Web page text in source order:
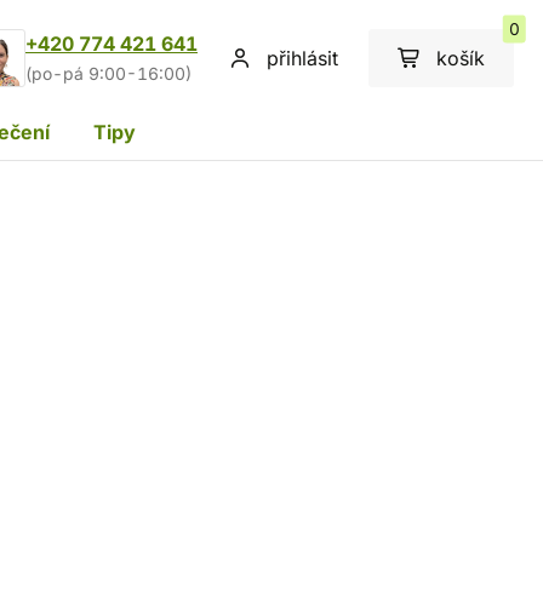
+420 774 421 641
(po-pá 9:00-16:00)
přihlásit košík
0
Tipy